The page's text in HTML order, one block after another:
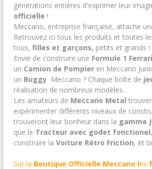
générations entières d'exprimer leur
officielle !
Meccano, entreprise française, attache
Retrouvez ici tous les produits et toutes
tous, filles et garçons, petits et grands !
Envie de construire une Formule 1
un Camion de Pompier en Meccano
un Buggy Meccano ? Chaque boîte de
réalisation de nombreux modèles.
Les amateurs de Meccano Metal
expérimenter différents niveaux de
trouveront leur bonheur dans la gamme
que le Tracteur avec godet fonctionel
construire la Voiture Rétro Friction, et
Sur la Boutique Officielle Meccano les